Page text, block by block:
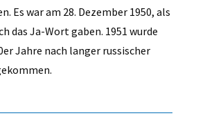
Es war am 28. Dezember 1950, als
das Ja-Wort gaben. 1951 wurde
Jahre nach langer russischer